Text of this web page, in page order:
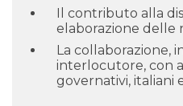
Il contributo alla
elaborazione delle
La collaborazione,
interlocutore, con
governativi, italiani